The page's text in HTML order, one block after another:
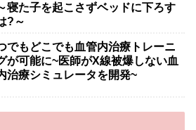
寝た子を起こさずベッドに下ろす
?～
でもどこでも血管内治療トレーニ
が可能に~医師がX線被爆しない血
治療シミュレータを開発~